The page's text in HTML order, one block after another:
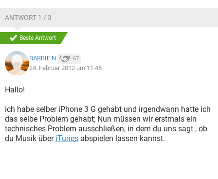
ANTWORT 1 / 3
Beste Antwort
BARBIE.N 67
24. Februar 2012 um 11:46
Hallo!
ich habe selber iPhone 3 G gehabt und irgendwann hatte ich
das selbe Problem gehabt; Nun müssen wir erstmals ein
technisches Problem ausschließen, in dem du uns sagt , ob
du Musik über iTunes abspielen lassen kannst.